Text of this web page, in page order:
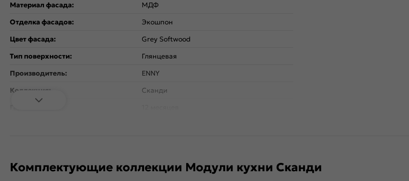
Материал фасада:
МДФ
Отделка фасадов:
Экошпон
Цвет фасада:
Grey Softwood
Тип поверхности:
Глянцевая
Производитель:
ENNY
Коллекция:
Сканди
Комплектующие коллекции Модули кухни Сканди